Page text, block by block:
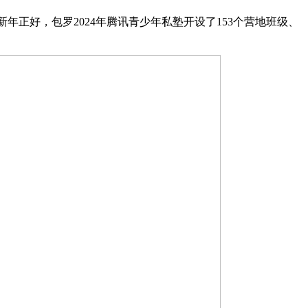
年正好，包罗2024年腾讯青少年私塾开设了153个营地班级、